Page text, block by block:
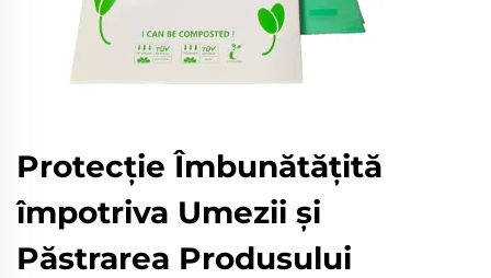
Protecție Îmbunătățită
împotriva Umezii și
Păstrarea Produsului